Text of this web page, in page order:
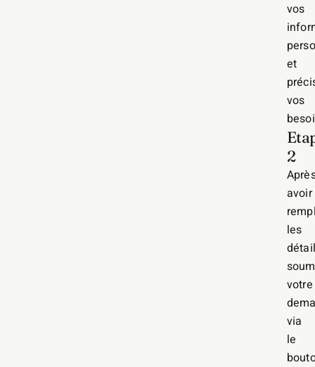
vos
et
vos
2
avoir
les
votre
via
le